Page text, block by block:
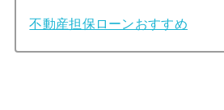
不動産担保ローンおすすめ